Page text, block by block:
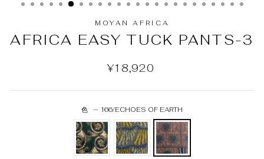
MOYAN AFRICA
AFRICA EASY TUCK PANTS-3
¥18,920
色— 166/ECHOES OF EARTH